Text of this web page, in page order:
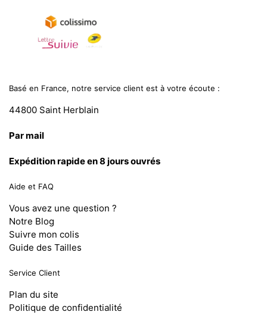
Basé en France, notre service client est à votre écoute :
44800 Saint Herblain
Par mail
Expédition rapide en 8 jours ouvrés
Aide et FAQ
Vous avez une question ?
Notre Blog
Suivre mon colis
Guide des Tailles
Service Client
Plan du site
Politique de confidentialité